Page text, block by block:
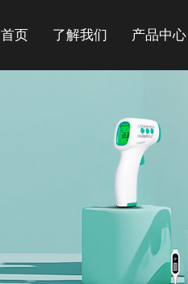
首页 了解我们 产品中心